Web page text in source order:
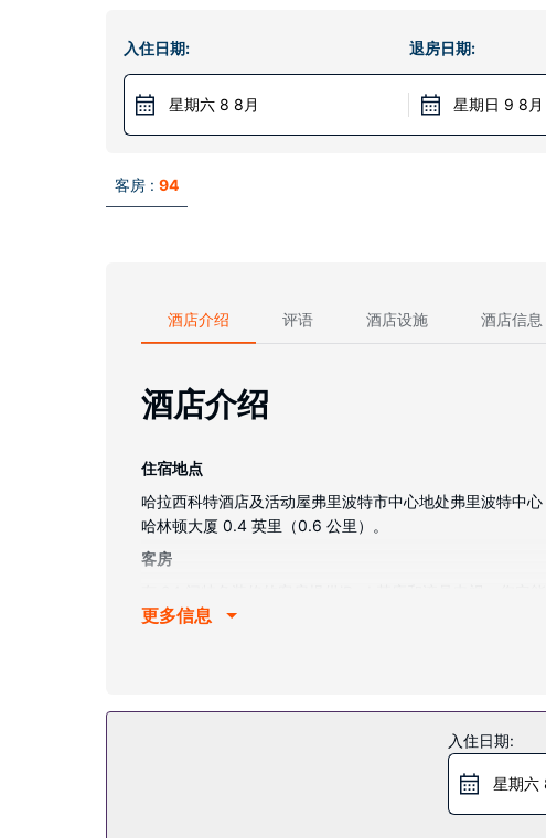
入住日期:
星期六 8 8月
退房日期:
星期日 9 8月
客房 : 94
酒店介绍 评语 酒店设施 酒店信息
酒店介绍
住宿地点
哈拉西科特酒店及活动屋弗里波特市中心地处弗里波特中
哈林顿大厦 0.4 英里（0.6 公里）。
客房
满足您的娱乐需求。浴室提供浴缸或淋浴、免费洗浴用品和
餐厅
您可以去Porter Kitchen + Bar餐厅大快朵颐，或者在这
特色服务/设施包括电脑站点、24 小时前台服务和行李寄
更多信息
入住日期:
星期六